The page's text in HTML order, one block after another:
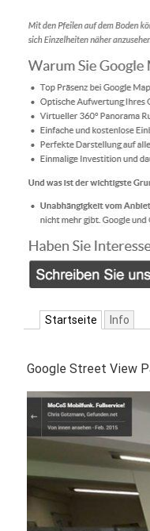
Startseite Info
Google Street View